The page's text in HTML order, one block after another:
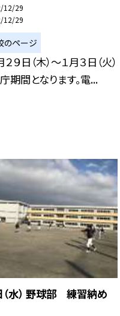
12/29
12/29
のページ
９日（木）〜１月３日（火）
期間となります。電...
水） 野球部 練習納め